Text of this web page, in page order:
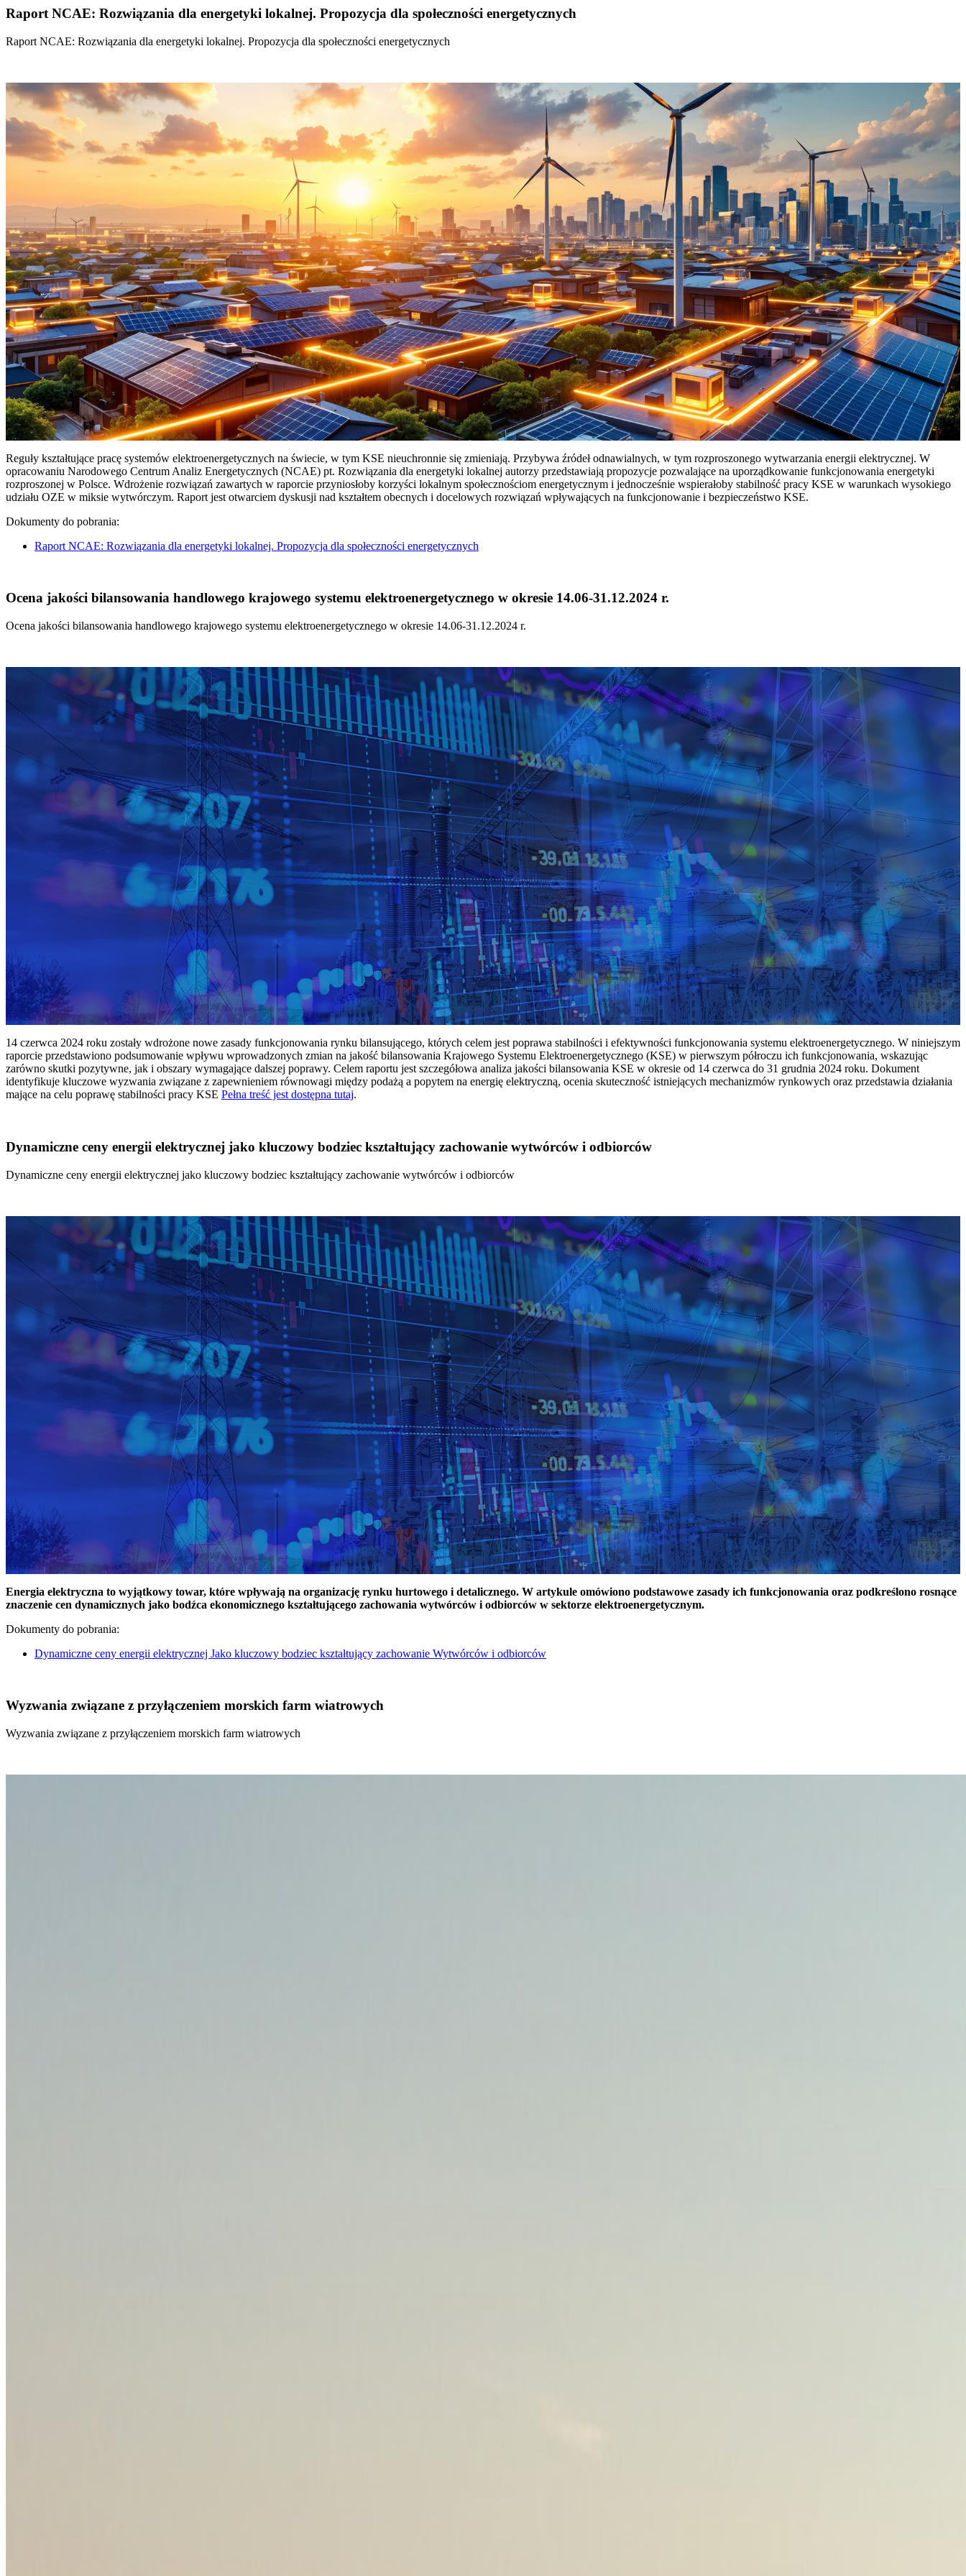
Raport NCAE: Rozwiązania dla energetyki lokalnej. Propozycja dla społeczności energetycznych
Raport NCAE: Rozwiązania dla energetyki lokalnej. Propozycja dla społeczności energetycznych
Reguły kształtujące pracę systemów elektroenergetycznych na świecie, w tym KSE nieuchronnie się zmieniają. Przybywa źródeł odnawialnych, w tym rozproszonego wytwarzania energii elektrycznej. W
opracowaniu Narodowego Centrum Analiz Energetycznych (NCAE) pt. Rozwiązania dla energetyki lokalnej autorzy przedstawiają propozycje pozwalające na uporządkowanie funkcjonowania energetyki
rozproszonej w Polsce. Wdrożenie rozwiązań zawartych w raporcie przyniosłoby korzyści lokalnym społecznościom energetycznym i jednocześnie wspierałoby stabilność pracy KSE w warunkach wysokiego
udziału OZE w miksie wytwórczym. Raport jest otwarciem dyskusji nad kształtem obecnych i docelowych rozwiązań wpływających na funkcjonowanie i bezpieczeństwo KSE.
Dokumenty do pobrania:
Raport NCAE: Rozwiązania dla energetyki lokalnej. Propozycja dla społeczności energetycznych
Ocena jakości bilansowania handlowego krajowego systemu elektroenergetycznego w okresie 14.06-31.12.2024 r.
Ocena jakości bilansowania handlowego krajowego systemu elektroenergetycznego w okresie 14.06-31.12.2024 r.
14 czerwca 2024 roku zostały wdrożone nowe zasady funkcjonowania rynku bilansującego, których celem jest poprawa stabilności i efektywności funkcjonowania systemu elektroenergetycznego. W niniejszym
raporcie przedstawiono podsumowanie wpływu wprowadzonych zmian na jakość bilansowania Krajowego Systemu Elektroenergetycznego (KSE) w pierwszym półroczu ich funkcjonowania, wskazując
zarówno skutki pozytywne, jak i obszary wymagające dalszej poprawy. Celem raportu jest szczegółowa analiza jakości bilansowania KSE w okresie od 14 czerwca do 31 grudnia 2024 roku. Dokument
identyfikuje kluczowe wyzwania związane z zapewnieniem równowagi między podażą a popytem na energię elektryczną, ocenia skuteczność istniejących mechanizmów rynkowych oraz przedstawia działania
mające na celu poprawę stabilności pracy KSE Pełna treść jest dostępna tutaj.
Dynamiczne ceny energii elektrycznej jako kluczowy bodziec kształtujący zachowanie wytwórców i odbiorców
Dynamiczne ceny energii elektrycznej jako kluczowy bodziec kształtujący zachowanie wytwórców i odbiorców
Energia elektryczna to wyjątkowy towar, które wpływają na organizację rynku hurtowego i detalicznego. W artykule omówiono podstawowe zasady ich funkcjonowania oraz podkreślono rosnące
znaczenie cen dynamicznych jako bodźca ekonomicznego kształtującego zachowania wytwórców i odbiorców w sektorze elektroenergetycznym.
Dokumenty do pobrania:
Dynamiczne ceny energii elektrycznej Jako kluczowy bodziec kształtujący zachowanie Wytwórców i odbiorców
Wyzwania związane z przyłączeniem morskich farm wiatrowych
Wyzwania związane z przyłączeniem morskich farm wiatrowych